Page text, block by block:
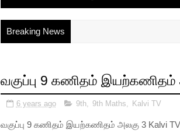
Breaking News
வகுப்பு 9 கணிதம் இயற்கணிதம்
6 years ago 9th, 9th Maths, Kalvi TV
வகுப்பு 9 கணிதம் இயற்கணிதம் அலகு 3 Kalvi TV